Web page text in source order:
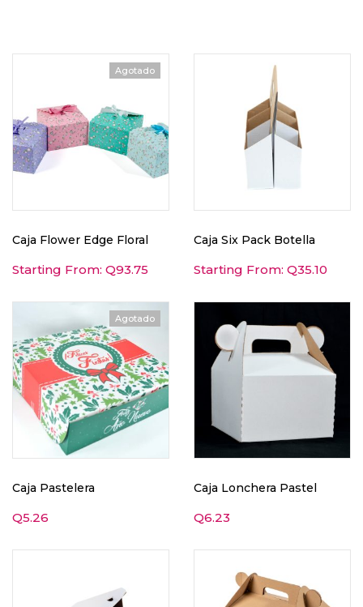
Agotado
Caja Flower Edge Floral
Starting From: Q93.75
Caja Six Pack Botella
Starting From: Q35.10
Agotado
Caja Pastelera
Q5.26
Caja Lonchera Pastel
Q6.23